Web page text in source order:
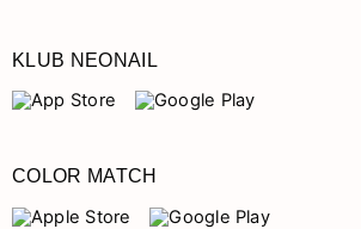
KLUB NEONAIL
COLOR MATCH